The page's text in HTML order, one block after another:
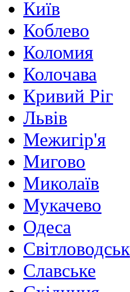
Київ
Коблево
Коломия
Колочава
Кривий Ріг
Львів
Межигір'я
Мигово
Миколаїв
Мукачево
Одеса
Світловодськ
Славське